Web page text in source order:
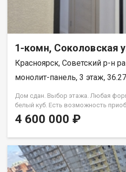
1-комн, Соколовская
Красноярск, Советский р-н
монолит-панель, 3 этаж,
Дом сдан. Выбор этажа. Любая
белый куб. Есть возможность
Аринский, под семейную ипотеку
весь срок кредита. Совкомбанк
4 600 000 ₽